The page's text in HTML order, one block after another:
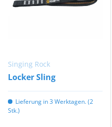
Singing Rock
Locker Sling
Lieferung in 3 Werktagen. (2
Stk.)